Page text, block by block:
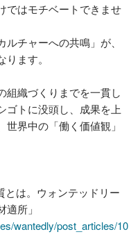
ではモチベートできませ
チャーへの共鳴」が、
ります。
組織づくりまでを一貫し
ゴトに没頭し、成果を上
界中の「働く価値観」
とは。ウォンテッドリー
wantedly/post_articles/10